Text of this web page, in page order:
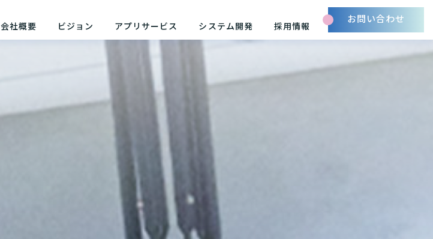
会社概要 ビジョン アプリサービス システム開発 採用情報
お問い合わせ